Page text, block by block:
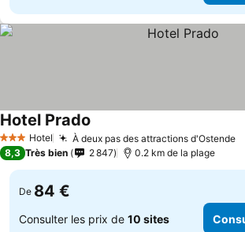
3 ÉtoilesHotel À deux pas des attractions d'Ostende
Hotel Prado
8,3 Très bien 2 847 0.2 km de la plage
De 84 €
Consulter les prix de 10 sites